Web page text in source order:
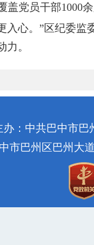
盖党员干部1000
心。”区纪委监
。
办：中共巴中市巴
市巴州区巴州大